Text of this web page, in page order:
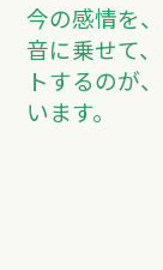
今の感情を
音に乗せて
トするのが
います。